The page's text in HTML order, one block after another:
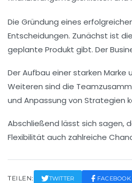
Die Gründung eines
Entscheidungen. Zunächst ist die
geplante Produkt gibt. Der
Der Aufbau einer starken
Weiteren sind die
und Anpassung von Strategien
Abschließend lässt sich sagen,
Flexibilität auch zahlreiche
TEILEN: TWITTER FACEBOOK